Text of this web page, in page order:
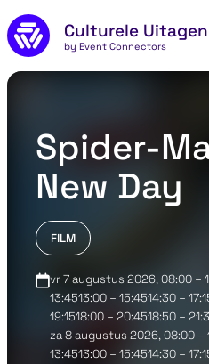
Naar de inhoud
Culturele
by Event Connectors
Spider-
New Day
FILM
vr 7 augustus 2026, 08:00 –
13:4513:00 – 15:4514:30 –
19:1518:00 – 20:4518:50 –
za 8 augustus 2026, 08:00 –
13:4513:00 – 15:4514:30 –